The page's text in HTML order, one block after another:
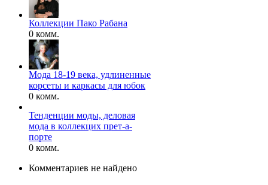
Коллекции Пако Рабана
0 комм.
Мода 18-19 века, удлиненные
корсеты и каркасы для юбок
0 комм.
Тенденции моды, деловая
мода в коллекцих прет-а-
порте
0 комм.
Комментариев не найдено